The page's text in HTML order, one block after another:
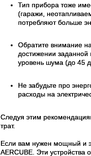
Тип прибора тоже
(гаражи,
потребляют больше
Обратите внимание
достижении заданной
уровень шума (до 45
Не забудьте про
расходы на
Следуя этим
трат.
Если вам нужен мощный и
AERCUBE. Эти